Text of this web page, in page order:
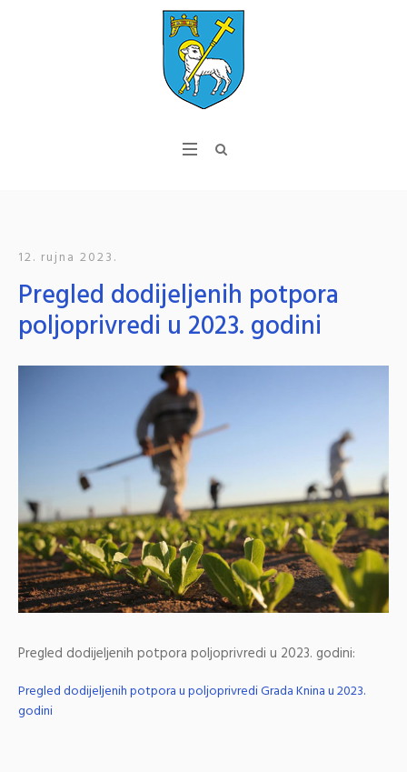
12. rujna 2023.
Pregled dodijeljenih potpora
poljoprivredi u 2023. godini
Pregled dodijeljenih potpora poljoprivredi u 2023. godini:
Pregled dodijeljenih potpora u poljoprivredi Grada Knina u 2023.
godini